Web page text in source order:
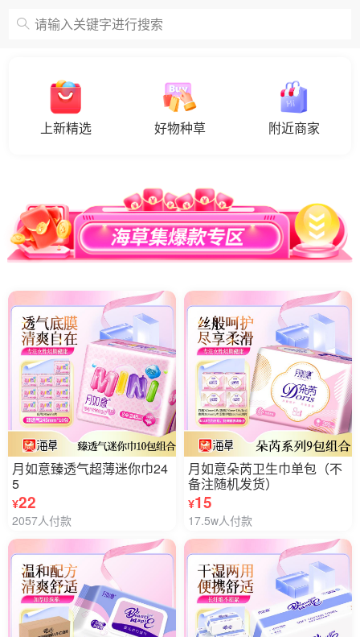
请输入关键字进行搜索
上新精选 好物种草 附近商家
月如意臻透气超薄迷你巾24
5
¥22
2057人付款
月如意朵芮卫生巾单包（不
备注随机发货）
¥15
17.5w人付款